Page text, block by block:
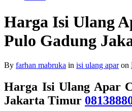
Harga Isi Ulang
Pulo Gadung
By farhan mabruka in isi ulang aparon
Harga Isi Ulang Apar
Jakarta Timur